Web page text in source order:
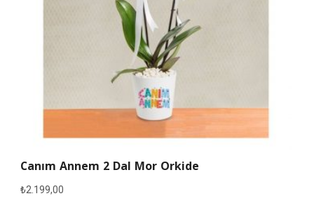
Canım Annem 2 Dal Mor Orkide
₺2.199,00